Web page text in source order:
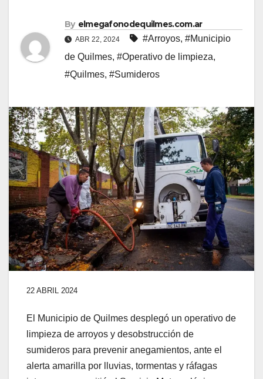
By elmegafonodequilmes.com.ar
ABR 22, 2024 #Arroyos, #Municipio
de Quilmes, #Operativo de limpieza,
#Quilmes, #Sumideros
22 ABRIL 2024
El Municipio de Quilmes desplegó un operativo de
limpieza de arroyos y desobstrucción de
sumideros para prevenir anegamientos, ante el
alerta amarilla por lluvias, tormentas y ráfagas